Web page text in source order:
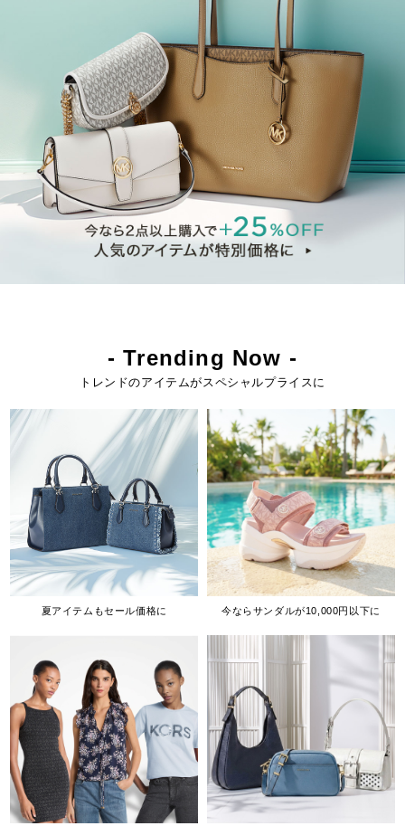
- Trending Now -
トレンドのアイテムがスペシャルプライスに
夏アイテムもセール価格に 今ならサンダルが10,000円以下に